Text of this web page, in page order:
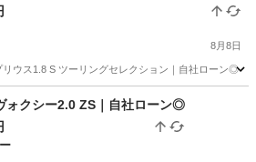
8月8日
リウス1.8 S ツーリングセレクション｜自社ローン◎
プリウス
ォクシー2.0 ZS｜自社ローン◎